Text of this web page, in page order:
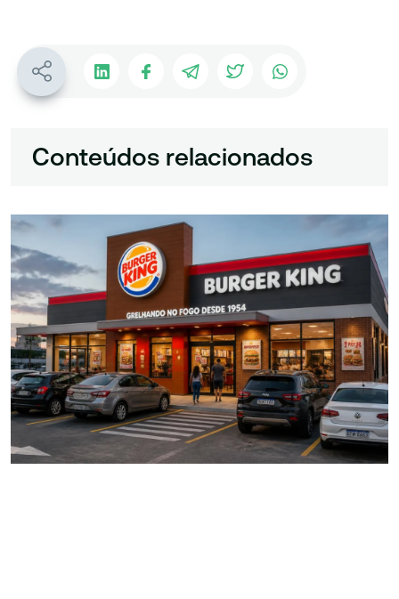
Conteúdos relacionados